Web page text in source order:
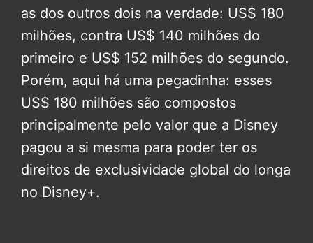
as dos outros dois na verdade: US$ 180
milhões, contra US$ 140 milhões do
primeiro e US$ 152 milhões do segundo.
Porém, aqui há uma pegadinha: esses
US$ 180 milhões são compostos
principalmente pelo valor que a Disney
pagou a si mesma para poder ter os
direitos de exclusividade global do longa
no Disney+.